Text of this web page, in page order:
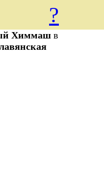
?
Химмашв